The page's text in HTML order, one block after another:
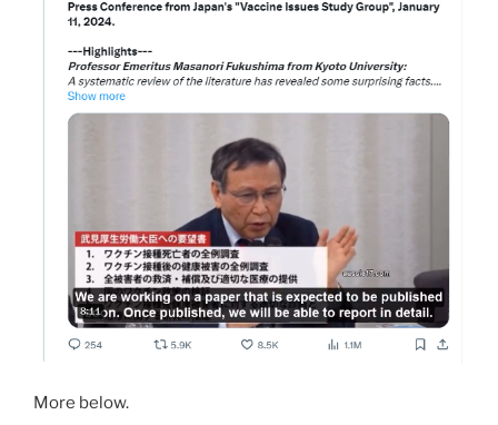
More below.